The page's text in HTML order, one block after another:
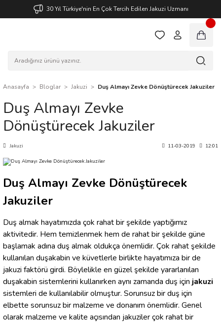
30 Yıl Türkiye'nin En Çok Tercih Edilen Jakuzi Uzmanı
Anasayfa Bloglar Jakuzi Duş Almayı Zevke Dönüştürecek Jakuziler
Duş Almayı Zevke
Dönüştürecek Jakuziler
Jakuzi 11-03-2019 12:01
Duş Almayı Zevke Dönüştürecek
Jakuziler
Duş almak hayatımızda çok rahat bir şekilde yaptığımız
aktivitedir. Hem temizlenmek hem de rahat bir şekilde güne
başlamak adına duş almak oldukça önemlidir. Çok rahat şekilde
kullanılan duşakabin ve küvetlerle birlikte hayatımıza bir de
jakuzi faktörü girdi. Böylelikle en güzel şekilde yararlanılan
duşakabin sistemlerini kullanırken aynı zamanda duş için jakuzi
sistemleri de kullanılabilir olmuştur. Sorunsuz bir duş için
elbette sorunsuz bir malzeme ve donanım önemlidir. Genel
olarak malzeme ve kalite açısından jakuziler çok rahat bir